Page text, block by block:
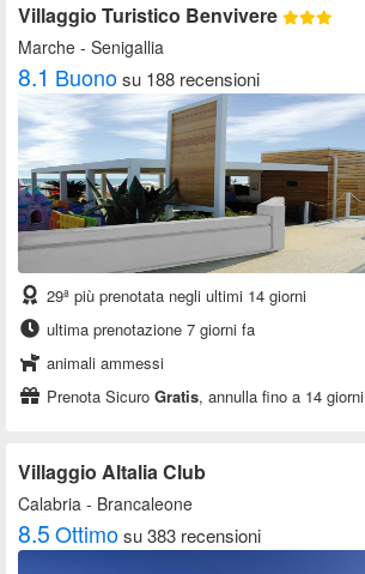
Villaggio Turistico Benvivere
Marche - Senigallia
8.1 Buonosu 188 recensioni
29ª più prenotata negli ultimi 14 giorni
ultima prenotazione 7 giorni fa
animali ammessi
Prenota Sicuro Gratis, annulla fino a 14 giorni
Villaggio Altalia Club
Calabria - Brancaleone
8.5Ottimosu 383 recensioni